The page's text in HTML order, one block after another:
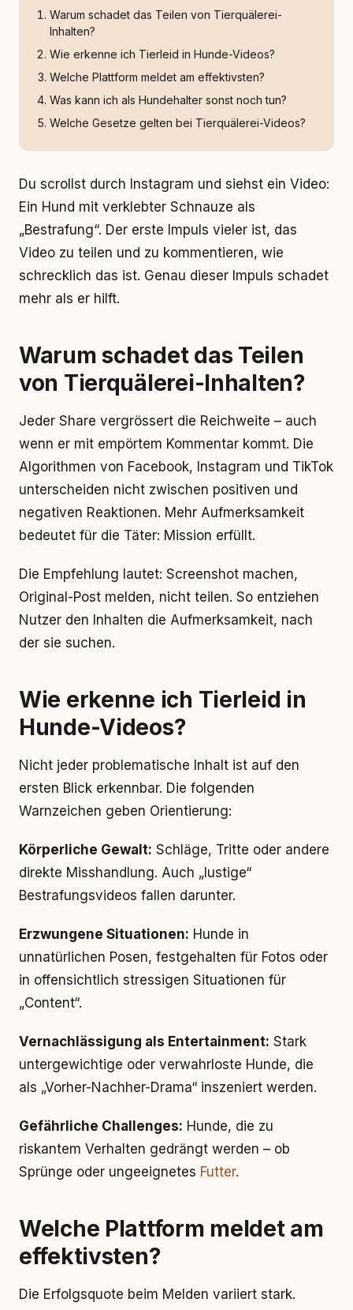
Warum schadet das Teilen von Tierquälerei-
Inhalten?
Wie erkenne ich Tierleid in Hunde-Videos?
Welche Plattform meldet am effektivsten?
Was kann ich als Hundehalter sonst noch tun?
Welche Gesetze gelten bei Tierquälerei-Videos?
Du scrollst durch Instagram und siehst ein Video:
Ein Hund mit verklebter Schnauze als
„Bestrafung“. Der erste Impuls vieler ist, das
Video zu teilen und zu kommentieren, wie
schrecklich das ist. Genau dieser Impuls schadet
mehr als er hilft.
Warum schadet das Teilen
von Tierquälerei-Inhalten?
Jeder Share vergrössert die Reichweite – auch
wenn er mit empörtem Kommentar kommt. Die
Algorithmen von Facebook, Instagram und TikTok
unterscheiden nicht zwischen positiven und
negativen Reaktionen. Mehr Aufmerksamkeit
bedeutet für die Täter: Mission erfüllt.
Die Empfehlung lautet: Screenshot machen,
Original-Post melden, nicht teilen. So entziehen
Nutzer den Inhalten die Aufmerksamkeit, nach
der sie suchen.
Wie erkenne ich Tierleid in
Hunde-Videos?
Nicht jeder problematische Inhalt ist auf den
ersten Blick erkennbar. Die folgenden
Warnzeichen geben Orientierung:
Körperliche Gewalt: Schläge, Tritte oder andere
direkte Misshandlung. Auch „lustige“
Bestrafungsvideos fallen darunter.
Erzwungene Situationen: Hunde in
unnatürlichen Posen, festgehalten für Fotos oder
in offensichtlich stressigen Situationen für
„Content“.
Vernachlässigung als Entertainment: Stark
untergewichtige oder verwahrloste Hunde, die
als „Vorher-Nachher-Drama“ inszeniert werden.
Gefährliche Challenges: Hunde, die zu
riskantem Verhalten gedrängt werden – ob
Sprünge oder ungeeignetes Futter.
Welche Plattform meldet am
effektivsten?
Die Erfolgsquote beim Melden variiert stark.